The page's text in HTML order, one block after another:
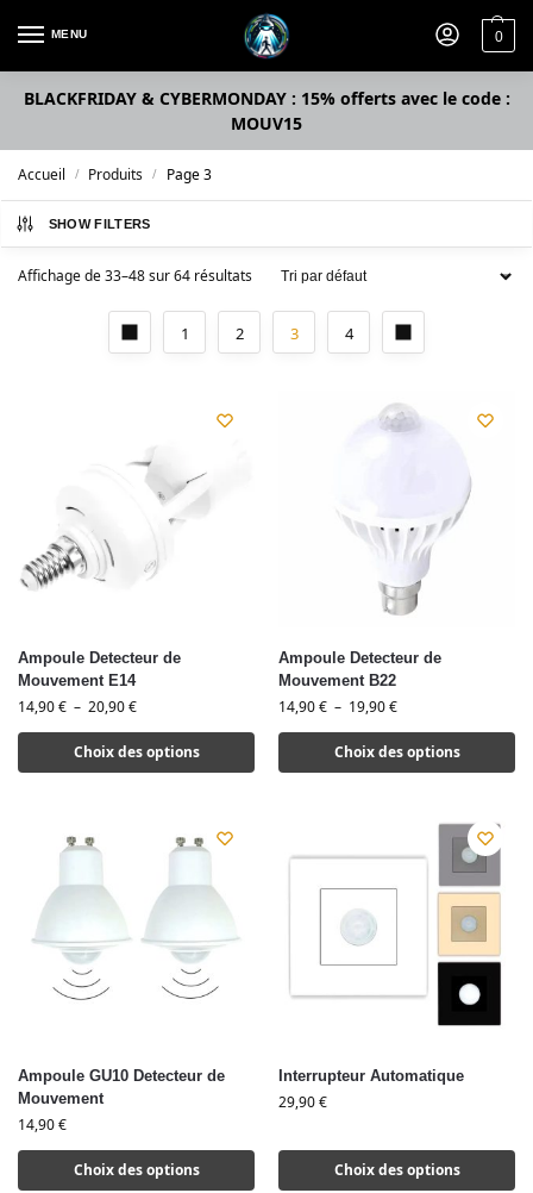
MENU 0
BLACKFRIDAY & CYBERMONDAY : 15% offerts avec le code :
MOUV15
Accueil / Produits / Page 3
SHOW FILTERS
Affichage de 33–48 sur 64 résultats
1 2 3 4
Ampoule Detecteur de
Mouvement E14
14,90€ – 20,90€
Choix des options
Ampoule Detecteur de
Mouvement B22
14,90€ – 19,90€
Choix des options
Ampoule GU10 Detecteur de
Mouvement
14,90€
Choix des options
Interrupteur Automatique
29,90€
Choix des options